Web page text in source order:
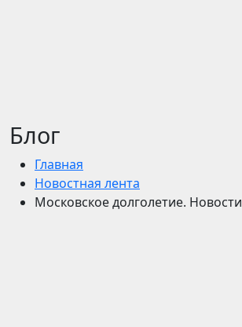
Блог
Главная
Новостная лента
Московcкое долголетие. Новости